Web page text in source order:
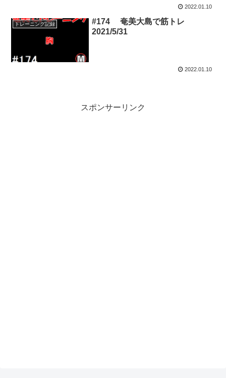
2022.01.10
トレーニング記録
#174 奄美大島で筋トレ
2021/5/31
2022.01.10
スポンサーリンク